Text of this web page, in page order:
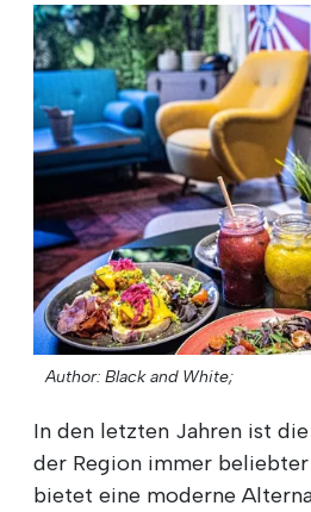
Author: Black and White;
In den letzten Jahren ist
der Region immer
bietet eine moderne